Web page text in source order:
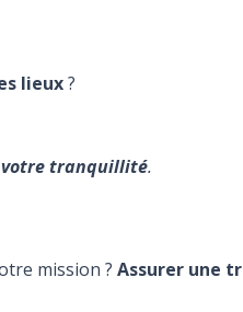
lieux?
votre tranquillité.
mission ? Assurer une